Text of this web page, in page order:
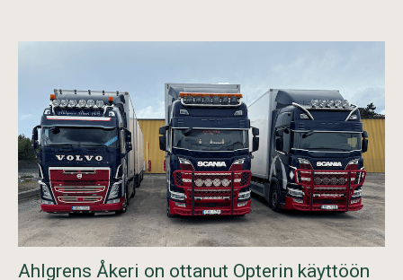
Ahlgrens Åkeri on ottanut Opterin käyttöön